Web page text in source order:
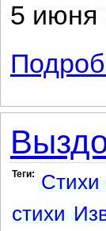
5 июня
Теги: Стихи
стихи